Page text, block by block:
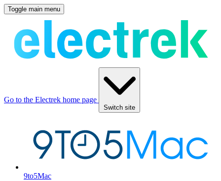
Toggle main menu
Go to the Electrek home page
Switch site
9to5Mac